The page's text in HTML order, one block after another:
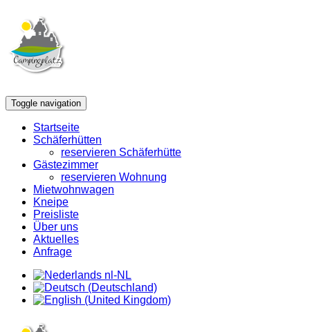
Toggle navigation
Startseite
Schäferhütten
reservieren Schäferhütte
Gästezimmer
reservieren Wohnung
Mietwohnwagen
Kneipe
Preisliste
Über uns
Aktuelles
Anfrage